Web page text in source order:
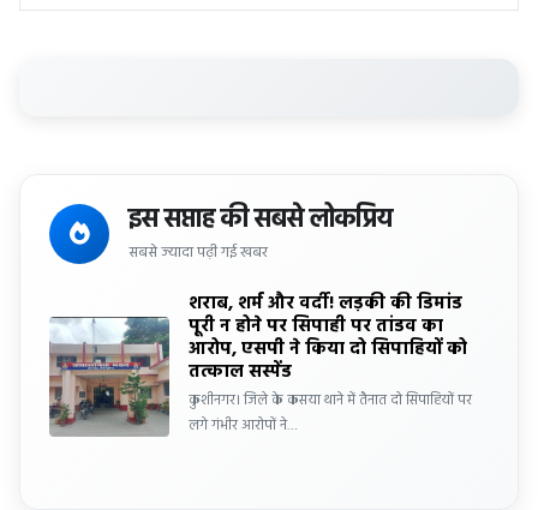
इस सप्ताह की सबसे लोकप्रिय
सबसे ज्यादा पढ़ी गई खबर
शराब, शर्म और वर्दी! लड़की की डिमांड
पूरी न होने पर सिपाही पर तांडव का
आरोप, एसपी ने किया दो सिपाहियों को
तत्काल सस्पेंड
कुशीनगर। जिले के कसया थाने में तैनात दो सिपाहियों पर
लगे गंभीर आरोपों ने…